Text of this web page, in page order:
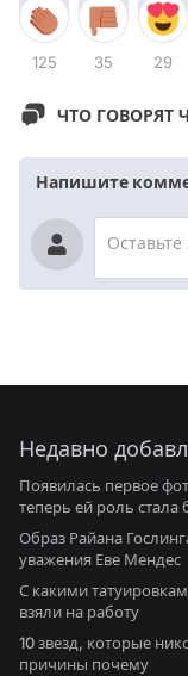
125 35 29
ЧТО ГОВОРЯТ
Напишите
Недавно
Появилась первое
теперь ей роль стала
Образ Райана
уважения Еве Мендес
С какими
взяли на работу
10 звезд, которые
причины почему